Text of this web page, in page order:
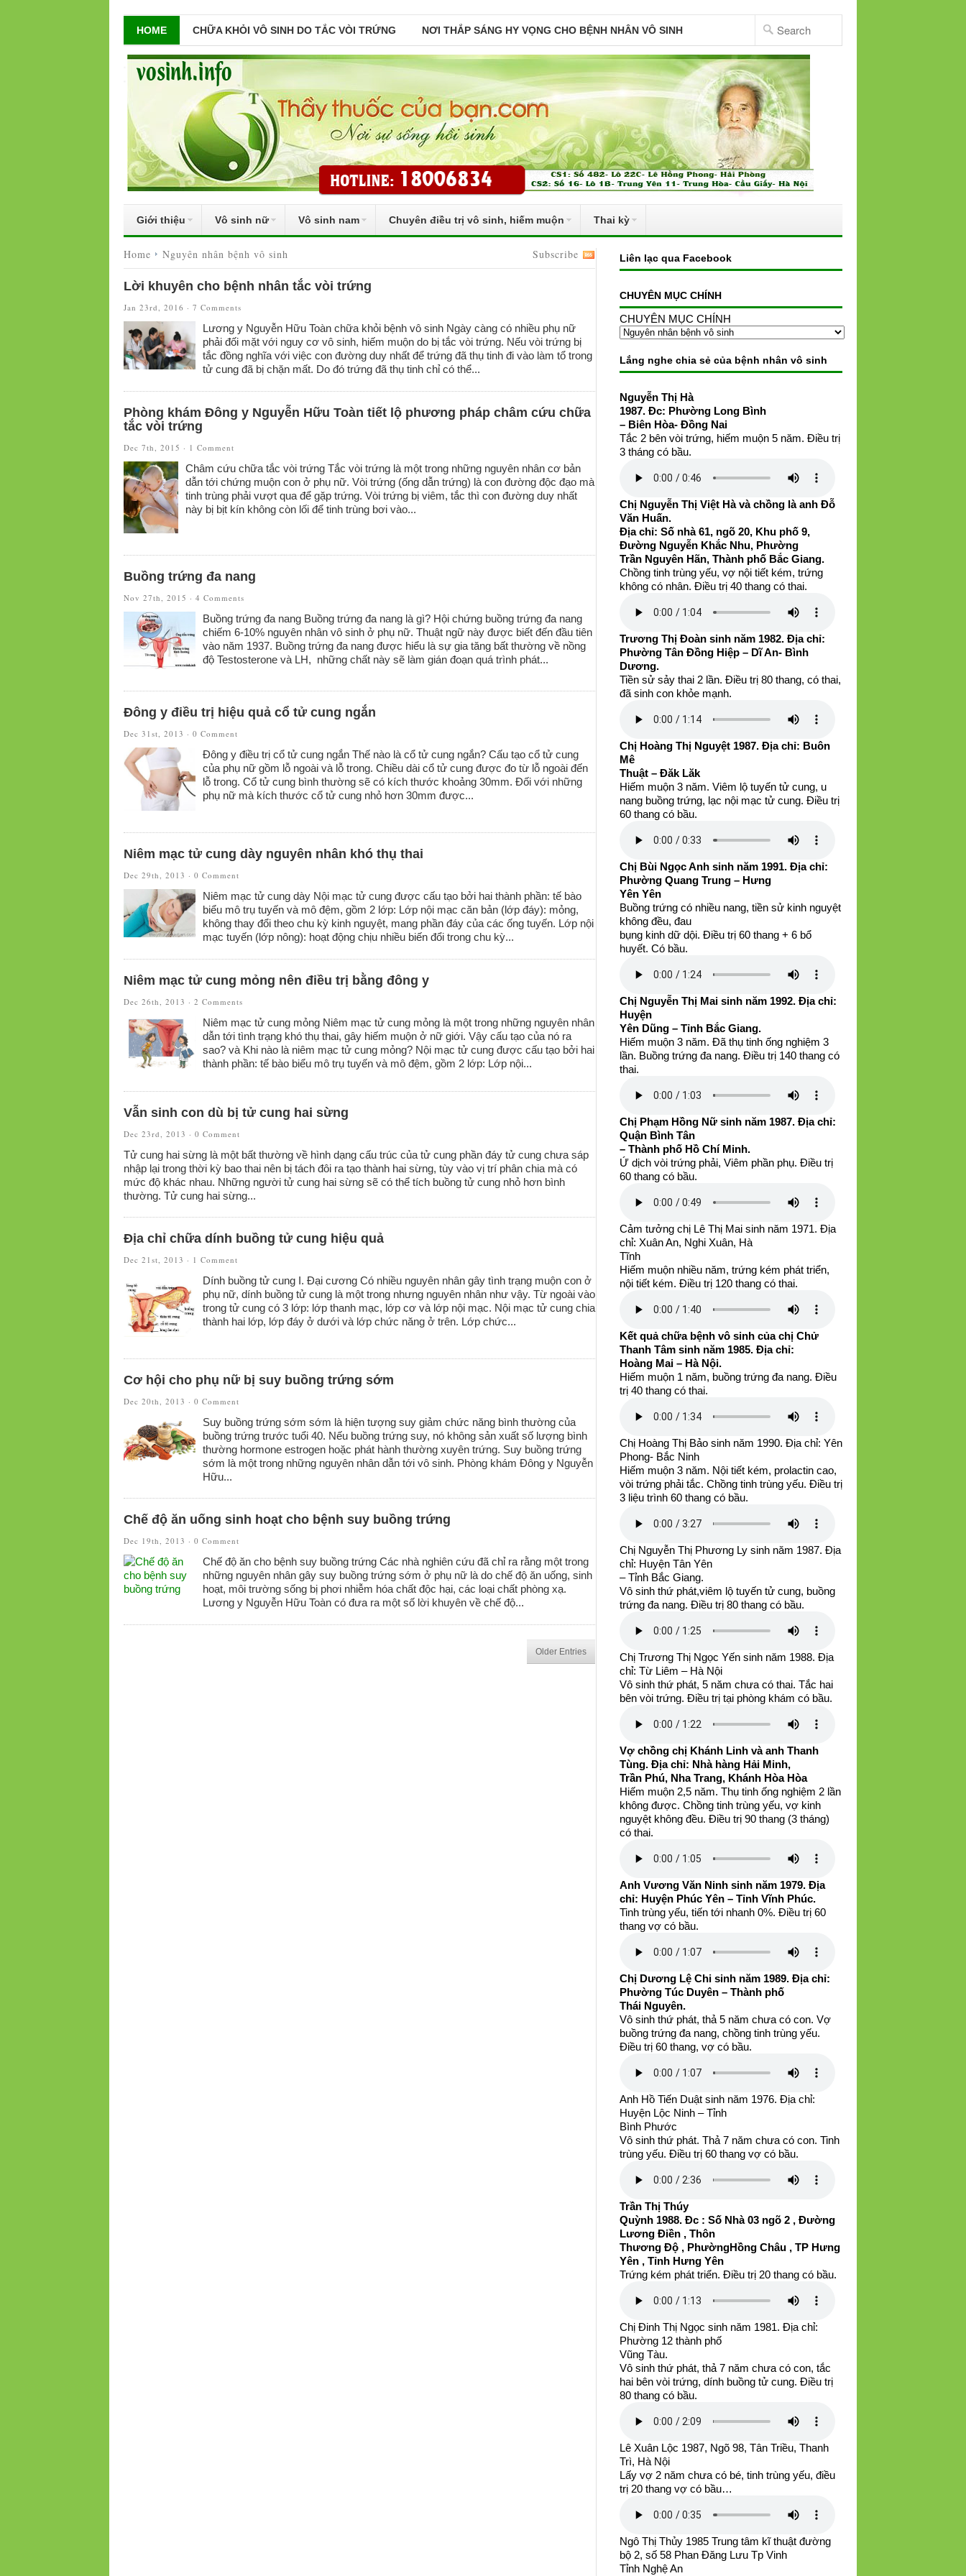
HOME CHỮA KHỎI VÔ SINH DO TẮC VÒI TRỨNG NƠI THẮP SÁNG HY VỌNG CHO BỆNH NHÂN VÔ SINH
Giới thiệu Vô sinh nữ Vô sinh nam Chuyên điều trị vô sinh, hiếm muộn Thai kỳ
Home Nguyên nhân bệnh vô sinh Subscribe
Lời khuyên cho bệnh nhân tắc vòi trứng
Jan 23rd, 2016 · 7 Comments
Lương y Nguyễn Hữu Toàn chữa khỏi bệnh vô sinh Ngày càng có nhiều phụ nữ
phải đối mặt với nguy cơ vô sinh, hiếm muộn do bị tắc vòi trứng. Nếu vòi trứng bị
tắc đồng nghĩa với việc con đường duy nhất để trứng đã thụ tinh đi vào làm tổ trong
tử cung đã bị chặn mất. Do đó trứng đã thụ tinh chỉ có thể...
Phòng khám Đông y Nguyễn Hữu Toàn tiết lộ phương pháp châm cứu chữa
tắc vòi trứng
Dec 7th, 2015 · 1 Comment
Châm cứu chữa tắc vòi trứng Tắc vòi trứng là một trong những nguyên nhân cơ bản
dẫn tới chứng muộn con ở phụ nữ. Vòi trứng (ống dẫn trứng) là con đường độc đạo mà
tinh trùng phải vượt qua để gặp trứng. Vòi trứng bị viêm, tắc thì con đường duy nhất
này bị bịt kín không còn lối để tinh trùng bơi vào...
Buồng trứng đa nang
Nov 27th, 2015 · 4 Comments
Buồng trứng đa nang Buồng trứng đa nang là gì? Hội chứng buồng trứng đa nang
chiếm 6-10% nguyên nhân vô sinh ở phụ nữ. Thuật ngữ này được biết đến đầu tiên
vào năm 1937. Buồng trứng đa nang được hiểu là sự gia tăng bất thường về nồng
độ Testosterone và LH, những chất này sẽ làm gián đoạn quá trình phát...
Đông y điều trị hiệu quả cổ tử cung ngắn
Dec 31st, 2013 · 0 Comment
Đông y điều trị cổ tử cung ngắn Thế nào là cổ tử cung ngắn? Cấu tạo cổ tử cung
của phụ nữ gồm lỗ ngoài và lỗ trong. Chiều dài cổ tử cung được đo từ lỗ ngoài đến
lỗ trong. Cổ tử cung bình thường sẽ có kích thước khoảng 30mm. Đối với những
phụ nữ mà kích thước cổ tử cung nhỏ hơn 30mm được...
Niêm mạc tử cung dày nguyên nhân khó thụ thai
Dec 29th, 2013 · 0 Comment
Niêm mạc tử cung dày Nội mạc tử cung được cấu tạo bởi hai thành phần: tế bào
biểu mô trụ tuyến và mô đệm, gồm 2 lớp: Lớp nội mạc căn bản (lớp đáy): mỏng,
không thay đổi theo chu kỳ kinh nguyệt, mang phần đáy của các ống tuyến. Lớp nội
mạc tuyến (lớp nông): hoạt động chịu nhiều biến đổi trong chu kỳ...
Niêm mạc tử cung mỏng nên điều trị bằng đông y
Dec 26th, 2013 · 2 Comments
Niêm mạc tử cung mỏng Niêm mạc tử cung mỏng là một trong những nguyên nhân
dẫn tới tình trạng khó thụ thai, gây hiếm muộn ở nữ giới. Vậy cấu tạo của nó ra
sao? và Khi nào là niêm mạc tử cung mỏng? Nội mạc tử cung được cấu tạo bởi hai
thành phần: tế bào biểu mô trụ tuyến và mô đệm, gồm 2 lớp: Lớp nội...
Vẫn sinh con dù bị tử cung hai sừng
Dec 23rd, 2013 · 0 Comment
Tử cung hai sừng là một bất thường về hình dạng cấu trúc của tử cung phần đáy tử cung chưa sáp
nhập lại trong thời kỳ bao thai nên bị tách đôi ra tạo thành hai sừng, tùy vào vị trí phân chia mà có
mức độ khác nhau. Những người tử cung hai sừng sẽ có thể tích buồng tử cung nhỏ hơn bình
thường. Tử cung hai sừng...
Địa chỉ chữa dính buồng tử cung hiệu quả
Dec 21st, 2013 · 1 Comment
Dính buồng tử cung I. Đại cương Có nhiều nguyên nhân gây tình trạng muộn con ở
phụ nữ, dính buồng tử cung là một trong nhưng nguyên nhân như vậy. Từ ngoài vào
trong tử cung có 3 lớp: lớp thanh mạc, lớp cơ và lớp nội mạc. Nội mạc tử cung chia
thành hai lớp, lớp đáy ở dưới và lớp chức năng ở trên. Lớp chức...
Cơ hội cho phụ nữ bị suy buồng trứng sớm
Dec 20th, 2013 · 0 Comment
Suy buồng trứng sớm sớm là hiện tượng suy giảm chức năng bình thường của
buồng trứng trước tuổi 40. Nếu buồng trứng suy, nó không sản xuất số lượng bình
thường hormone estrogen hoặc phát hành thường xuyên trứng. Suy buồng trứng
sớm là một trong những nguyên nhân dẫn tới vô sinh. Phòng khám Đông y Nguyễn
Hữu...
Chế độ ăn uống sinh hoạt cho bệnh suy buồng trứng
Dec 19th, 2013 · 0 Comment
Chế độ ăn cho bệnh suy buồng trứng Các nhà nghiên cứu đã chỉ ra rằng một trong
những nguyên nhân gây suy buồng trứng sớm ở phụ nữ là do chế độ ăn uống, sinh
hoạt, môi trường sống bị phơi nhiễm hóa chất độc hại, các loại chất phòng xạ.
Lương y Nguyễn Hữu Toàn có đưa ra một số lời khuyên về chế độ...
Older Entries
Liên lạc qua Facebook
CHUYÊN MỤC CHÍNH
CHUYÊN MỤC CHÍNH
Lắng nghe chia sẻ của bệnh nhân vô sinh
Nguyễn Thị Hà
1987. Đc: Phường Long Bình
– Biên Hòa- Đồng Nai
Tắc 2 bên vòi trứng, hiếm muộn 5 năm. Điều trị
3 tháng có bầu.
Chị Nguyễn Thị Việt Hà và chồng là anh Đỗ
Văn Huấn.
Địa chỉ: Số nhà 61, ngõ 20, Khu phố 9,
Đường Nguyễn Khắc Nhu, Phường
Trần Nguyên Hãn, Thành phố Bắc Giang.
Chồng tinh trùng yếu, vợ nội tiết kém, trứng
không có nhân. Điều trị 40 thang có thai.
Trương Thị Đoàn sinh năm 1982. Địa chỉ:
Phường Tân Đồng Hiệp – Dĩ An- Bình
Dương.
Tiền sử sảy thai 2 lần. Điều trị 80 thang, có thai,
đã sinh con khỏe mạnh.
Chị Hoàng Thị Nguyệt 1987. Địa chỉ: Buôn
Mê
Thuật – Đăk Lăk
Hiếm muộn 3 năm. Viêm lộ tuyến tử cung, u
nang buồng trứng, lạc nội mạc tử cung. Điều trị
60 thang có bầu.
Chị Bùi Ngọc Anh sinh năm 1991. Địa chỉ:
Phường Quang Trung – Hưng
Yên Yên
Buồng trứng có nhiều nang, tiền sử kinh nguyệt
không đều, đau
bụng kinh dữ dội. Điều trị 60 thang + 6 bổ
huyết. Có bầu.
Chị Nguyễn Thị Mai sinh năm 1992. Địa chỉ:
Huyện
Yên Dũng – Tỉnh Bắc Giang.
Hiếm muộn 3 năm. Đã thụ tinh ống nghiệm 3
lần. Buồng trứng đa nang. Điều trị 140 thang có
thai.
Chị Phạm Hồng Nữ sinh năm 1987. Địa chỉ:
Quận Bình Tân
– Thành phố Hồ Chí Minh.
Ứ dịch vòi trứng phải, Viêm phần phụ. Điều trị
60 thang có bầu.
Cảm tưởng chị Lê Thị Mai sinh năm 1971. Địa
chỉ: Xuân An, Nghi Xuân, Hà
Tĩnh
Hiếm muộn nhiều năm, trứng kém phát triển,
nội tiết kém. Điều trị 120 thang có thai.
Kết quả chữa bệnh vô sinh của chị Chử
Thanh Tâm sinh năm 1985. Địa chỉ:
Hoàng Mai – Hà Nội.
Hiếm muộn 1 năm, buồng trứng đa nang. Điều
trị 40 thang có thai.
Chị Hoàng Thị Bảo sinh năm 1990. Địa chỉ: Yên
Phong- Bắc Ninh
Hiếm muộn 3 năm. Nội tiết kém, prolactin cao,
vòi trứng phải tắc. Chồng tinh trùng yếu. Điều trị
3 liệu trình 60 thang có bầu.
Chị Nguyễn Thị Phương Ly sinh năm 1987. Địa
chỉ: Huyện Tân Yên
– Tỉnh Bắc Giang.
Vô sinh thứ phát,viêm lộ tuyến tử cung, buồng
trứng đa nang. Điều trị 80 thang có bầu.
Chị Trương Thị Ngọc Yến sinh năm 1988. Địa
chỉ: Từ Liêm – Hà Nội
Vô sinh thứ phát, 5 năm chưa có thai. Tắc hai
bên vòi trứng. Điều trị tại phòng khám có bầu.
Vợ chồng chị Khánh Linh và anh Thanh
Tùng. Địa chỉ: Nhà hàng Hải Minh,
Trần Phú, Nha Trang, Khánh Hòa Hòa
Hiếm muộn 2,5 năm. Thụ tinh ống nghiệm 2 lần
không được. Chồng tinh trùng yếu, vợ kinh
nguyệt không đều. Điều trị 90 thang (3 tháng)
có thai.
Anh Vương Văn Ninh sinh năm 1979. Địa
chỉ: Huyện Phúc Yên – Tỉnh Vĩnh Phúc.
Tinh trùng yếu, tiến tới nhanh 0%. Điều trị 60
thang vợ có bầu.
Chị Dương Lệ Chi sinh năm 1989. Địa chỉ:
Phường Túc Duyên – Thành phố
Thái Nguyên.
Vô sinh thứ phát, thả 5 năm chưa có con. Vợ
buồng trứng đa nang, chồng tinh trùng yếu.
Điều trị 60 thang, vợ có bầu.
Anh Hồ Tiến Duật sinh năm 1976. Địa chỉ:
Huyện Lộc Ninh – Tỉnh
Bình Phước
Vô sinh thứ phát. Thả 7 năm chưa có con. Tinh
trùng yếu. Điều trị 60 thang vợ có bầu.
Trần Thị Thúy
Quỳnh 1988. Đc : Số Nhà 03 ngõ 2 , Đường
Lương Điền , Thôn
Thương Độ , PhườngHồng Châu , TP Hưng
Yên , Tỉnh Hưng Yên
Trứng kém phát triển. Điều trị 20 thang có bầu.
Chị Đinh Thị Ngọc sinh năm 1981. Địa chỉ:
Phường 12 thành phố
Vũng Tàu.
Vô sinh thứ phát, thả 7 năm chưa có con, tắc
hai bên vòi trứng, dính buồng tử cung. Điều trị
80 thang có bầu.
Lê Xuân Lộc 1987, Ngõ 98, Tân Triều, Thanh
Trì, Hà Nội
Lấy vợ 2 năm chưa có bé, tinh trùng yếu, điều
trị 20 thang vợ có bầu…
Ngô Thị Thủy 1985 Trung tâm kĩ thuật đường
bộ 2, số 58 Phan Đăng Lưu Tp Vinh
Tỉnh Nghệ An